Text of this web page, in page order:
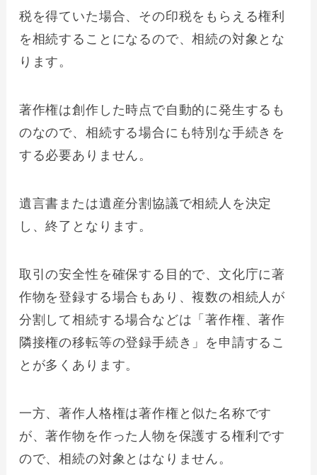
税を得ていた場合、その印税をもらえる権利
を相続することになるので、相続の対象とな
ります。
著作権は創作した時点で自動的に発生するも
のなので、相続する場合にも特別な手続きを
する必要ありません。
遺言書または遺産分割協議で相続人を決定
し、終了となります。
取引の安全性を確保する目的で、文化庁に著
作物を登録する場合もあり、複数の相続人が
分割して相続する場合などは「著作権、著作
隣接権の移転等の登録手続き」を申請するこ
とが多くあります。
一方、著作人格権は著作権と似た名称です
が、著作物を作った人物を保護する権利です
ので、相続の対象とはなりません。